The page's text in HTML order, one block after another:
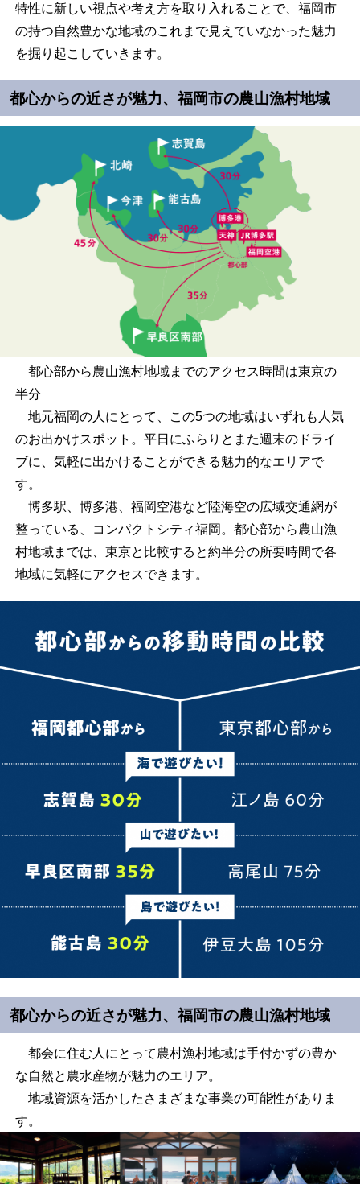
特性に新しい視点や考え方を取り入れることで、福岡市
の持つ自然豊かな地域のこれまで見えていなかった魅力
を掘り起こしていきます。
都心からの近さが魅力、福岡市の農山漁村地域
都心部から農山漁村地域までのアクセス時間は東京の
半分
地元福岡の人にとって、この5つの地域はいずれも人気
のお出かけスポット。平日にふらりとまた週末のドライ
ブに、気軽に出かけることができる魅力的なエリアで
す。
博多駅、博多港、福岡空港など陸海空の広域交通網が
整っている、コンパクトシティ福岡。都心部から農山漁
村地域までは、東京と比較すると約半分の所要時間で各
地域に気軽にアクセスできます。
都心からの近さが魅力、福岡市の農山漁村地域
都会に住む人にとって農村漁村地域は手付かずの豊か
な自然と農水産物が魅力のエリア。
地域資源を活かしたさまざまな事業の可能性がありま
す。